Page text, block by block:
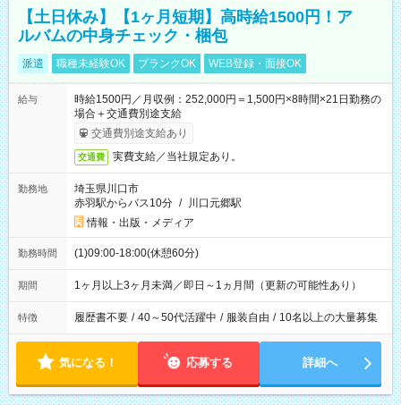
【土日休み】【1ヶ月短期】高時給1500円！ア
ルバムの中身チェック・梱包
派遣 職種未経験OK ブランクOK WEB登録・面接OK
給与
時給1500円／月収例：252,000円＝1,500円×8時間×21日勤務の
場合＋交通費別途支給
交通費別途支給あり
交通費 実費支給／当社規定あり。
勤務地
埼玉県川口市
赤羽駅からバス10分 / 川口元郷駅
情報・出版・メディア
勤務時間 (1)09:00-18:00(休憩60分)
期間 1ヶ月以上3ヶ月未満／即日～1ヵ月間（更新の可能性あり）
特徴 履歴書不要 / 40～50代活躍中 / 服装自由 / 10名以上の大量募集
気になる！ 応募する 詳細へ